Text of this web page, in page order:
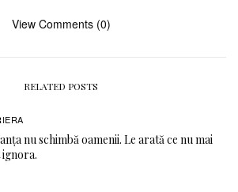
View Comments (0)
RELATED POSTS
nu schimbă oamenii. Le arată ce nu mai